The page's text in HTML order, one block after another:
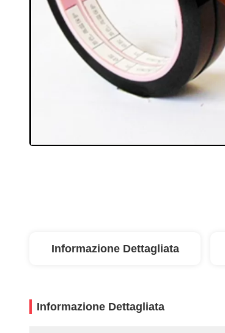
Informazione Dettagliata
Informazione Dettagliata